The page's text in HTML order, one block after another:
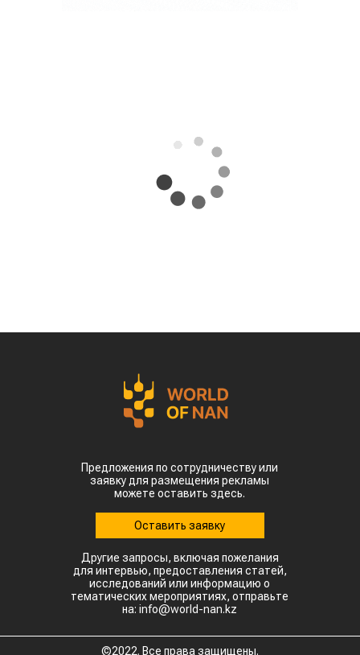
Предложения по сотрудничеству или
заявку для размещения рекламы
можете оставить здесь.
Оставить заявку
Другие запросы, включая пожелания
для интервью, предоставления статей,
исследований или информацию о
тематических мероприятиях, отправьте
на: info@world-nan.kz
©2022. Все права защищены.